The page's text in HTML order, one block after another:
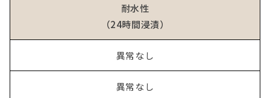
耐水性
（24時間浸漬）
異常なし
異常なし